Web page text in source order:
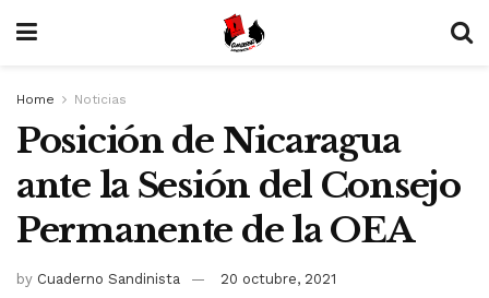
Home Noticias
Posición de Nicaragua
ante la Sesión del Consejo
Permanente de la OEA
by Cuaderno Sandinista 20 octubre, 2021